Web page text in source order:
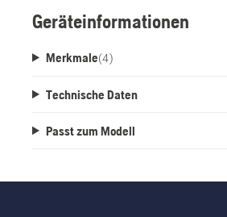
Geräteinformationen
Merkmale(4)
Technische Daten
Passt zum Modell